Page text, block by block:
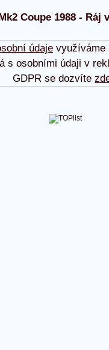
Coupe 1988 - Ráj
údajevyužíváme
s osobními údaji v
GDPR se dozvíte